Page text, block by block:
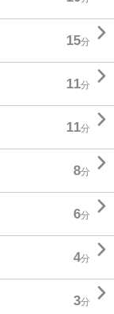
15分 
11分 
11分 
8分 
6分 
4分 
3分 